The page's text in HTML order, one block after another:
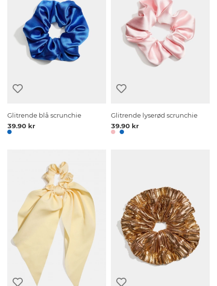
Glitrende blå scrunchie
39.90 kr
Glitrende lyserød scrunchie
39.90 kr